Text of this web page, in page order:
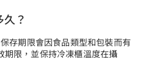
？
存期限會因食品類型和包裝而有
期限，並保持冷凍櫃溫度在攝